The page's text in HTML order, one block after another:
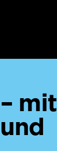
– mit